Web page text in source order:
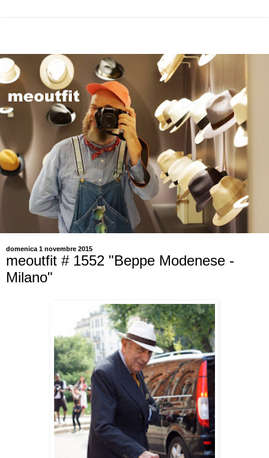
domenica 1 novembre 2015
meoutfit # 1552 "Beppe Modenese -
Milano"